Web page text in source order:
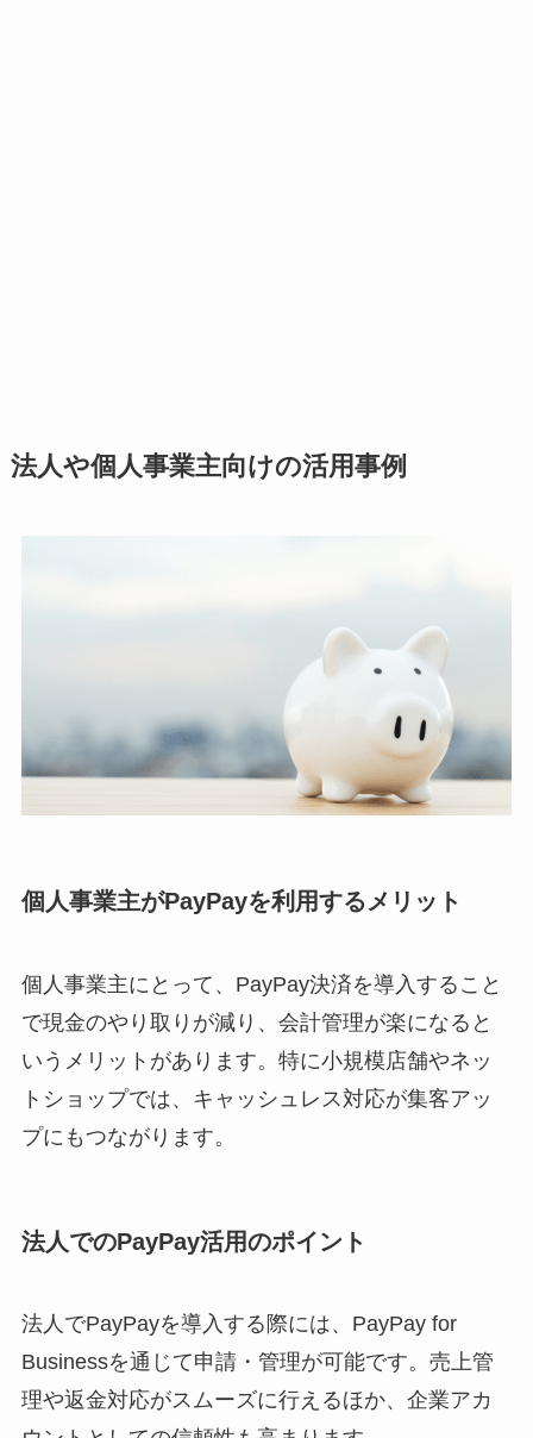
法人や個人事業主向けの活用事例
個人事業主がPayPayを利用するメリット
個人事業主にとって、PayPay決済を導入すること
で現金のやり取りが減り、会計管理が楽になると
いうメリットがあります。特に小規模店舗やネッ
トショップでは、キャッシュレス対応が集客アッ
プにもつながります。
法人でのPayPay活用のポイント
法人でPayPayを導入する際には、PayPay for
Businessを通じて申請・管理が可能です。売上管
理や返金対応がスムーズに行えるほか、企業アカ